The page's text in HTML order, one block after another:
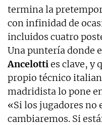
termina la
con infinidad de
incluidos cuatro
Una puntería donde
Ancelotties clave, y
propio técnico
madridista lo pone
«Si los jugadores no
cambiaremos. Si